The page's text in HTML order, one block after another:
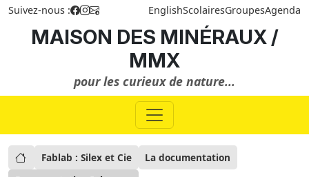
Suivez-nous : EnglishScolairesGroupesAgenda
MAISON DES MINÉRAUX /
MMX
pour les curieux de nature...
Fablab : Silex et Cie
La documentation